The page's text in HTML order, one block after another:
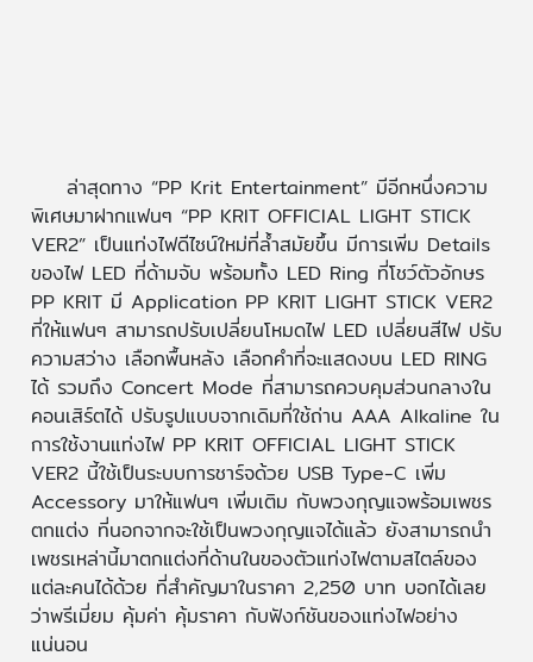
ล่าสุดทาง “PP Krit Entertainment” มีอีกหนึ่งความ
พิเศษมาฝากแฟนๆ “PP KRIT OFFICIAL LIGHT STICK
VER2” เป็นแท่งไฟดีไซน์ใหม่ที่ล้ำสมัยขึ้น มีการเพิ่ม Details
ของไฟ LED ที่ด้ามจับ พร้อมทั้ง LED Ring ที่โชว์ตัวอักษร
PP KRIT มี Application PP KRIT LIGHT STICK VER2
ที่ให้แฟนๆ สามารถปรับเปลี่ยนโหมดไฟ LED เปลี่ยนสีไฟ ปรับ
ความสว่าง เลือกพื้นหลัง เลือกคำที่จะแสดงบน LED RING
ได้ รวมถึง Concert Mode ที่สามารถควบคุมส่วนกลางใน
คอนเสิร์ตได้ ปรับรูปแบบจากเดิมที่ใช้ถ่าน AAA Alkaline ใน
การใช้งานแท่งไฟ PP KRIT OFFICIAL LIGHT STICK
VER2 นี้ใช้เป็นระบบการชาร์จด้วย USB Type-C เพิ่ม
Accessory มาให้แฟนๆ เพิ่มเติม กับพวงกุญแจพร้อมเพชร
ตกแต่ง ที่นอกจากจะใช้เป็นพวงกุญแจได้แล้ว ยังสามารถนำ
เพชรเหล่านี้มาตกแต่งที่ด้านในของตัวแท่งไฟตามสไตล์ของ
แต่ละคนได้ด้วย ที่สำคัญมาในราคา 2,250 บาท บอกได้เลย
ว่าพรีเมี่ยม คุ้มค่า คุ้มราคา กับฟังก์ชันของแท่งไฟอย่าง
แน่นอน